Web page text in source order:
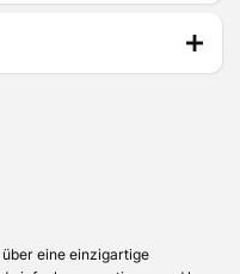
eine einzigartige